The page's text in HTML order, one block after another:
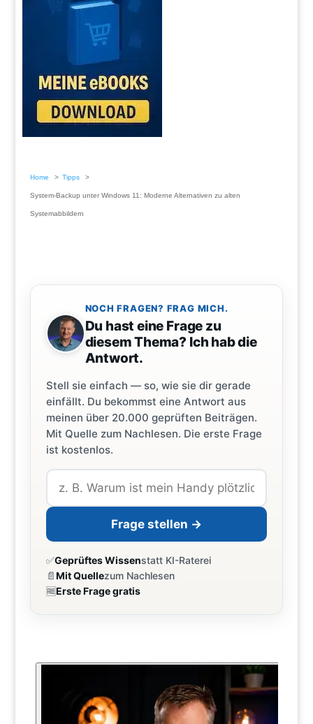
Home Tipps
System-Backup unter Windows 11: Moderne Alternativen zu alten
Systemabbildern
NOCH FRAGEN? FRAG MICH.
Du hast eine Frage zu
diesem Thema? Ich hab die
Antwort.
Stell sie einfach — so, wie sie dir gerade
einfällt. Du bekommst eine Antwort aus
meinen über 20.000 geprüften Beiträgen.
Mit Quelle zum Nachlesen. Die erste Frage
ist kostenlos.
Frage stellen →
✅Geprüftes Wissenstatt KI-Raterei
📄Mit Quellezum Nachlesen
🆓Erste Frage gratis